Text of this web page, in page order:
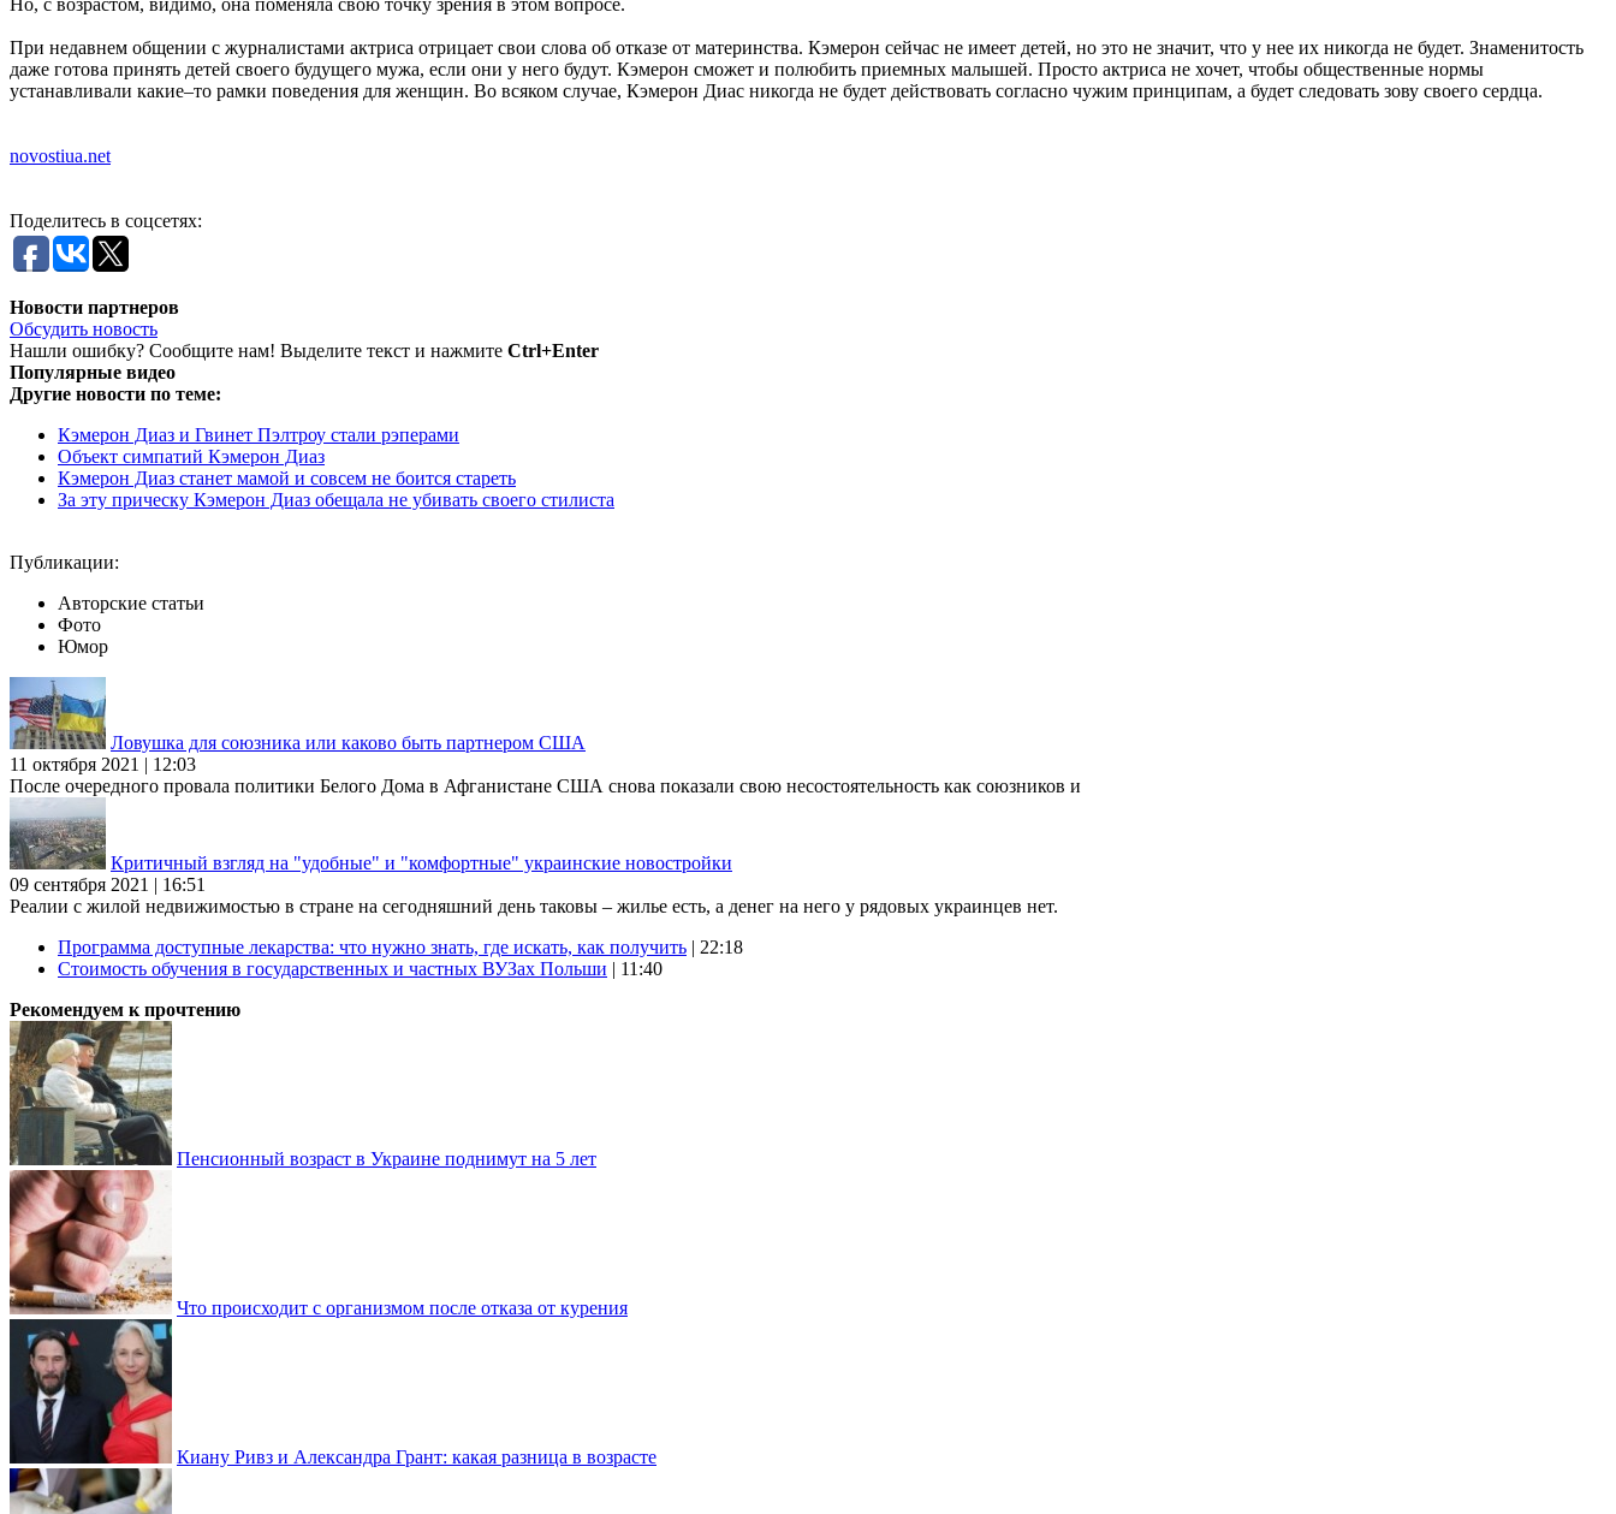
При недавнем общении с журналистами актриса отрицает свои слова об отказе от материнства. Кэмерон сейчас не имеет детей, но это не значит, что у нее их никогда не будет. Знаменитость
даже готова принять детей своего будущего мужа, если они у него будут. Кэмерон сможет и полюбить приемных малышей. Просто актриса не хочет, чтобы общественные нормы
устанавливали какие–то рамки поведения для женщин. Во всяком случае, Кэмерон Диас никогда не будет действовать согласно чужим принципам, а будет следовать зову своего сердца.
novostiua.net
Поделитесь в соцсетях:
Новости партнеров
Обсудить новость
Нашли ошибку? Сообщите нам! Выделите текст и нажмите Ctrl+Enter
Популярные видео
Другие новости по теме:
Кэмерон Диаз и Гвинет Пэлтроу стали рэперами
Объект симпатий Кэмерон Диаз
Кэмерон Диаз станет мамой и совсем не боится стареть
За эту прическу Кэмерон Диаз обещала не убивать своего стилиста
Публикации:
Авторские статьи
Фото
Юмор
Ловушка для союзника или каково быть партнером США
11 октября 2021 | 12:03
После очередного провала политики Белого Дома в Афганистане США снова показали свою несостоятельность как союзников и
Критичный взгляд на "удобные" и "комфортные" украинские новостройки
09 сентября 2021 | 16:51
Реалии с жилой недвижимостью в стране на сегодняшний день таковы – жилье есть, а денег на него у рядовых украинцев нет.
Программа доступные лекарства: что нужно знать, где искать, как получить | 22:18
Стоимость обучения в государственных и частных ВУЗах Польши | 11:40
Рекомендуем к прочтению
Пенсионный возраст в Украине поднимут на 5 лет
Что происходит с организмом после отказа от курения
Киану Ривз и Александра Грант: какая разница в возрасте